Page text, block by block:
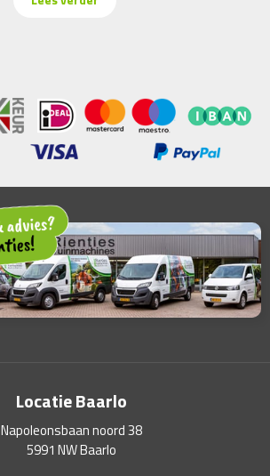
Locatie Baarlo
Napoleonsbaan noord 38
5991 NW Baarlo